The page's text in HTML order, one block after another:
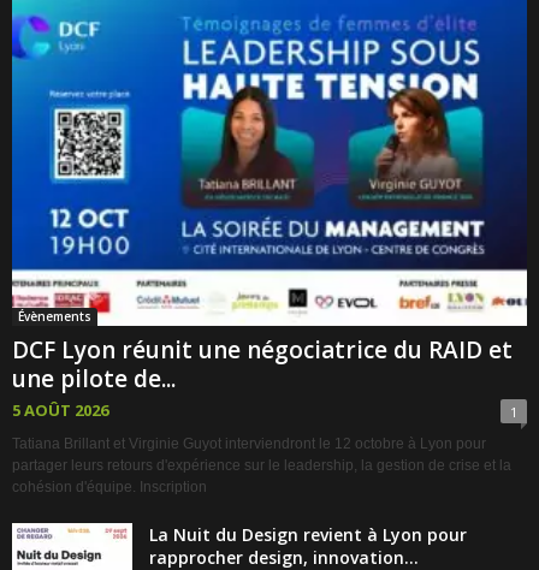
Évènements
DCF Lyon réunit une négociatrice du RAID et
une pilote de...
5 AOÛT 2026 1
Tatiana Brillant et Virginie Guyot interviendront le 12 octobre à Lyon pour
partager leurs retours d'expérience sur le leadership, la gestion de crise et la
cohésion d'équipe. Inscription
La Nuit du Design revient à Lyon pour
rapprocher design, innovation...